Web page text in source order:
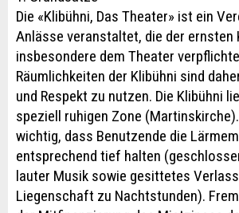
Die «Klibühni, Das Theater» ist ein
Anlässe veranstaltet, die der ernsten
insbesondere dem Theater
Räumlichkeiten der Klibühni sind
und Respekt zu nutzen. Die Klibühni
speziell ruhigen Zone
wichtig, dass Benutzende die
entsprechend tief halten
lauter Musik sowie gesittetes
Liegenschaft zu Nachtstunden).